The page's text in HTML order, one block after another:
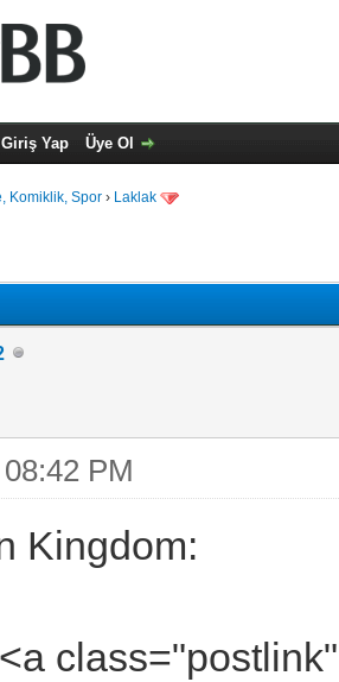
Giriş Yap Üye Ol
Komiklik, Spor › Laklak
PM
Kingdom: